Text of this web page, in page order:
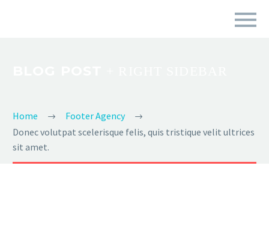
Home
Footer Agency
Donec volutpat scelerisque felis, quis tristique velit ultrices
sit amet.